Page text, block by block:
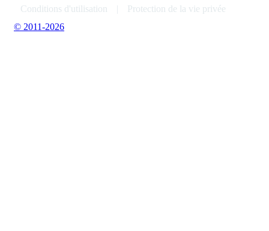
Conditions d'utilisation
|
Protection de la vie privée
© 2011-2026